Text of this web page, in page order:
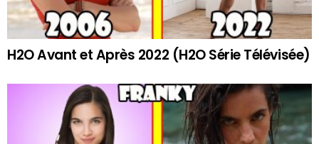
H2O Avant et Après 2022 (H2O Série Télévisée)